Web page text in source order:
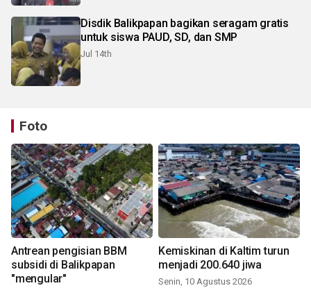
Disdik Balikpapan bagikan seragam gratis
untuk siswa PAUD, SD, dan SMP
Jul 14th
Foto
Antrean pengisian BBM
subsidi di Balikpapan
"mengular"
Kemiskinan di Kaltim turun
menjadi 200.640 jiwa
Senin, 10 Agustus 2026